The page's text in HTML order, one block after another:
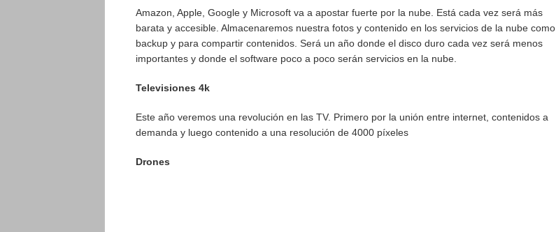
Amazon, Apple, Google y Microsoft va a apostar fuerte por la nube. Está cada vez será más
barata y accesible. Almacenaremos nuestra fotos y contenido en los servicios de la nube como
backup y para compartir contenidos. Será un año donde el disco duro cada vez será menos
importantes y donde el software poco a poco serán servicios en la nube.
Televisiones 4k
Este año veremos una revolución en las TV. Primero por la unión entre internet, contenidos a
demanda y luego contenido a una resolución de 4000 píxeles
Drones